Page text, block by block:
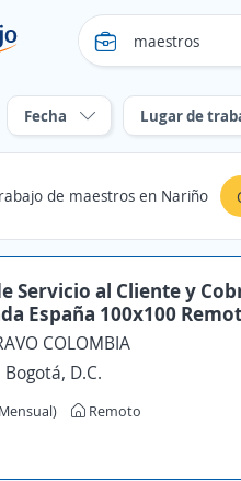
Fecha Lugar de
de maestros en Nariño
Servicio al Cliente y
España 100x100
COLOMBIA
D.C.
Remoto